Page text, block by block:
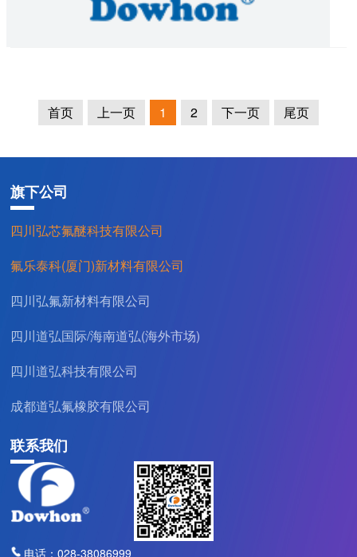
首页 上一页 1 2 下一页 尾页
旗下公司
四川弘芯氟醚科技有限公司
氟乐泰科(厦门)新材料有限公司
四川弘氟新材料有限公司
四川道弘国际/海南道弘(海外市场)
四川道弘科技有限公司
成都道弘氟橡胶有限公司
联系我们
电话：028-38086999